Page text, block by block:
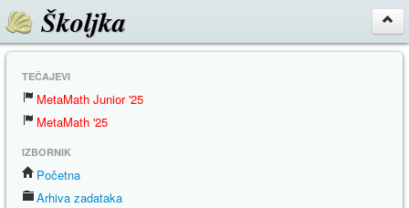
Školjka
TEČAJEVI
MetaMath Junior '25
MetaMath '25
IZBORNIK
Početna
Arhiva zadataka